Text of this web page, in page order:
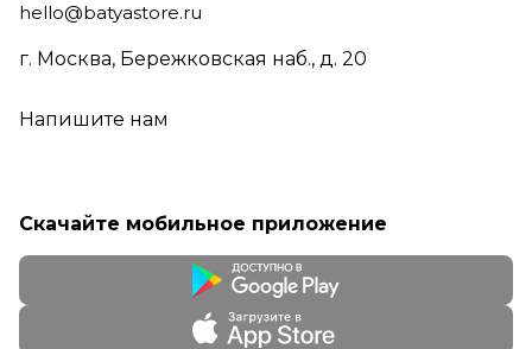
hello@batyastore.ru
г. Москва, Бережковская наб., д. 20
Напишите нам
Скачайте мобильное приложение